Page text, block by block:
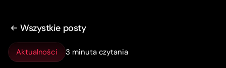
Wszystkie posty
Aktualności 3 minuta czytania